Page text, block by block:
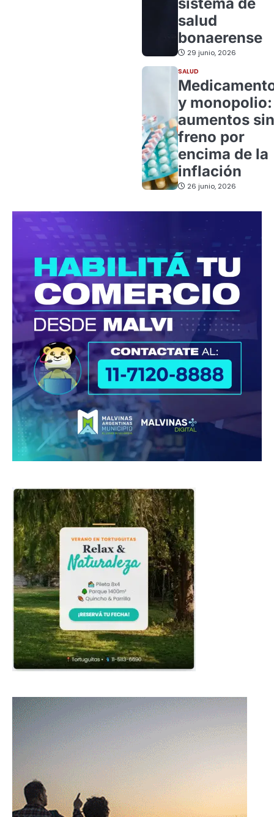
salud
bonaerense
29 junio, 2026
SALUD
y monopolio:
aumentos sin
freno por
encima de la
inflación
26 junio, 2026